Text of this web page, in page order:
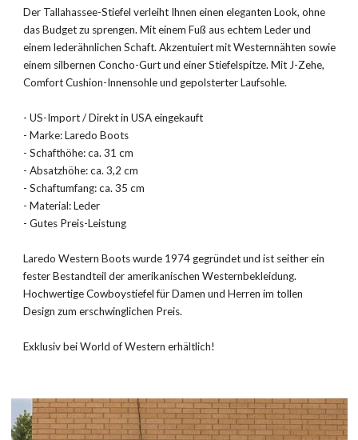
Der Tallahassee-Stiefel verleiht Ihnen einen eleganten Look, ohne
das Budget zu sprengen. Mit einem Fuß aus echtem Leder und
einem lederähnlichen Schaft. Akzentuiert mit Westernnähten sowie
einem silbernen Concho-Gurt und einer Stiefelspitze. Mit J-Zehe,
Comfort Cushion-Innensohle und gepolsterter Laufsohle.
- US-Import / Direkt in USA eingekauft
- Marke: Laredo Boots
- Schafthöhe: ca. 31 cm
- Absatzhöhe: ca. 3,2 cm
- Schaftumfang: ca. 35 cm
- Material: Leder
- Gutes Preis-Leistung
Laredo Western Boots wurde 1974 gegründet und ist seither ein
fester Bestandteil der amerikanischen Westernbekleidung.
Hochwertige Cowboystiefel für Damen und Herren im tollen
Design zum erschwinglichen Preis.
Exklusiv bei World of Western erhältlich!